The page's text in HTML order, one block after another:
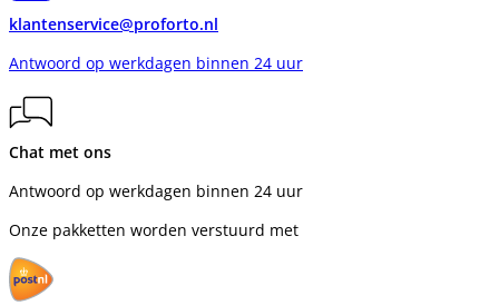
klantenservice@proforto.nl
Antwoord op werkdagen binnen 24 uur
Chat met ons
Antwoord op werkdagen binnen 24 uur
Onze pakketten worden verstuurd met